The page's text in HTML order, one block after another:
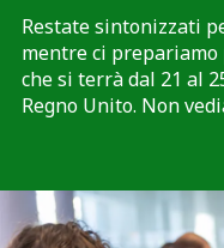
Restate sintonizzati
mentre ci prepariamo
che si terrà dal 21 al
Regno Unito. Non